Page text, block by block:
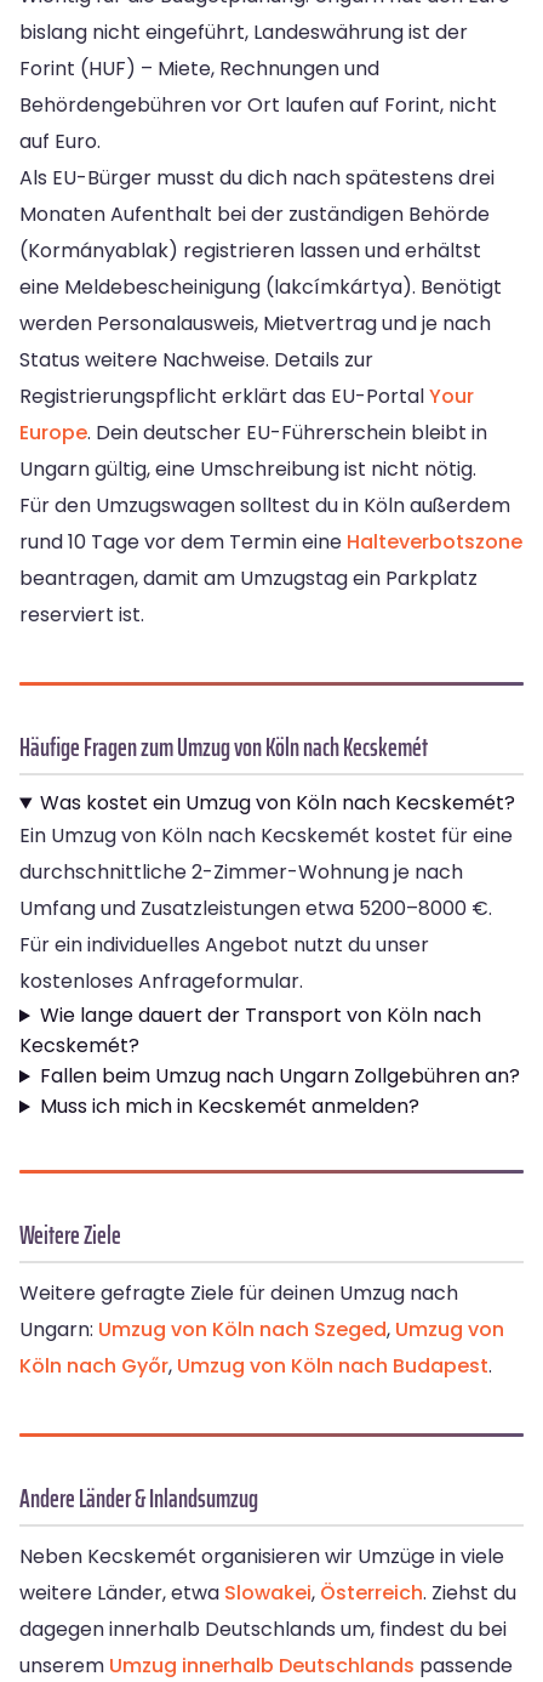
bislang nicht eingeführt, Landeswährung ist der
Forint (HUF) – Miete, Rechnungen und
Behördengebühren vor Ort laufen auf Forint, nicht
auf Euro.
Als EU-Bürger musst du dich nach spätestens drei
Monaten Aufenthalt bei der zuständigen Behörde
(Kormányablak) registrieren lassen und erhältst
eine Meldebescheinigung (lakcímkártya). Benötigt
werden Personalausweis, Mietvertrag und je nach
Status weitere Nachweise. Details zur
Registrierungspflicht erklärt das EU-PortalYour
Europe. Dein deutscher EU-Führerschein bleibt in
Ungarn gültig, eine Umschreibung ist nicht nötig.
Für den Umzugswagen solltest du in Köln außerdem
rund 10 Tage vor dem Termin eine Halteverbotszone
beantragen, damit am Umzugstag ein Parkplatz
reserviert ist.
Häufige Fragen zum Umzug von Köln nach Kecskemét
Was kostet ein Umzug von Köln nach Kecskemét?
Ein Umzug von Köln nach Kecskemét kostet für eine
durchschnittliche 2-Zimmer-Wohnung je nach
Umfang und Zusatzleistungen etwa 5200–8000 €.
Für ein individuelles Angebot nutzt du unser
kostenloses Anfrageformular.
Wie lange dauert der Transport von Köln nach
Kecskemét?
Fallen beim Umzug nach Ungarn Zollgebühren an?
Muss ich mich in Kecskemét anmelden?
Weitere Ziele
Weitere gefragte Ziele für deinen Umzug nach
Ungarn: Umzug von Köln nach Szeged, Umzug von
Köln nach Győr, Umzug von Köln nach Budapest.
Andere Länder & Inlandsumzug
Neben Kecskemét organisieren wir Umzüge in viele
weitere Länder, etwa Slowakei, Österreich. Ziehst du
dagegen innerhalb Deutschlands um, findest du bei
unserem Umzug innerhalb Deutschlands passende